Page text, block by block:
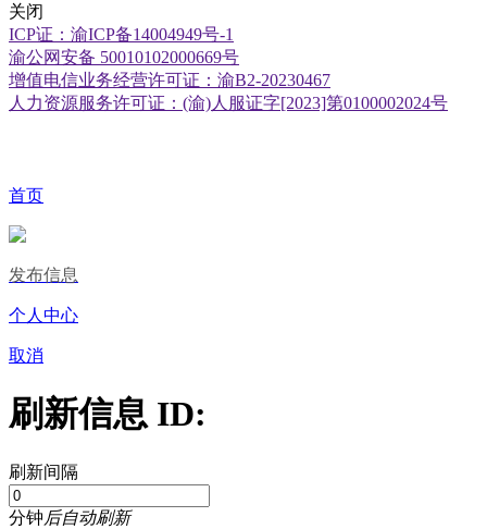
关闭
ICP证：渝ICP备14004949号-1
渝公网安备 50010102000669号
增值电信业务经营许可证：渝B2-20230467
人力资源服务许可证：(渝)人服证字[2023]第0100002024号
首页
发布信息
个人中心
取消
刷新信息 ID:
刷新间隔
分钟后自动刷新